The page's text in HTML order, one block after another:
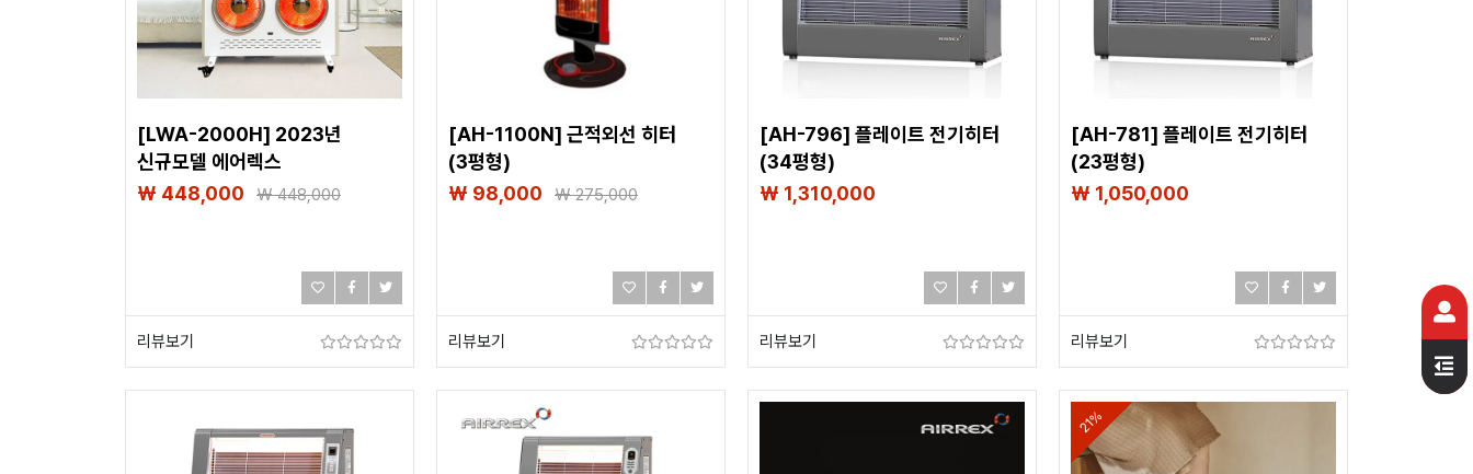
[LWA-2000H] 2023년
신규모델 에어렉스
하이라이트히터 4구 (15평형)
₩ 448,000 ₩448,000
리뷰보기
[AH-1100N] 근적외선 히터
(3평형)
₩ 98,000
₩275,000
리뷰보기
[AH-796] 플레이트 전기히터
(34평형)
₩ 1,310,000
리뷰보기
[AH-781] 플레이트 전기히터
(23평형)
₩ 1,050,000
리뷰보기
21%